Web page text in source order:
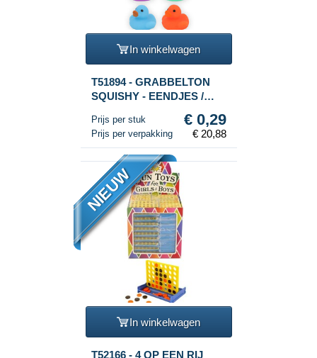
In winkelwagen
T51894 - GRABBELTON
SQUISHY - EENDJES /
(72st.)
Prijs per stuk € 0,29
Prijs per verpakking € 20,88
NIEUW
In winkelwagen
T52166 - 4 OP EEN RIJ